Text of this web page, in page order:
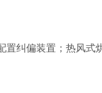
纠偏装置；热风式